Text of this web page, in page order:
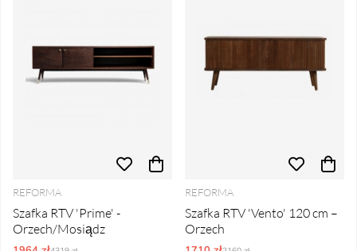
REFORMA
Szafka RTV 'Prime' -
Orzech/Mosiądz
REFORMA
Szafka RTV 'Vento' 120 cm –
Orzech